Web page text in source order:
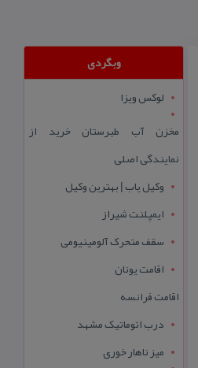
وبگردی
لوکس ویزا
مخزن آب طبرستان خرید از
نمایندگی اصلی
وکیل یاب | بهترین وکیل
ایمپلنت شیراز
سقف متحرک آلومینیومی
اقامت یونان
اقامت فرانسه
درب اتوماتیک مشهد
میز ناهار خوری